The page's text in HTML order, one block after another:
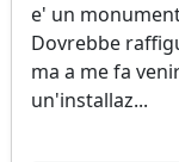
e' un
Dovrebbe
ma a me fa
un'installaz...